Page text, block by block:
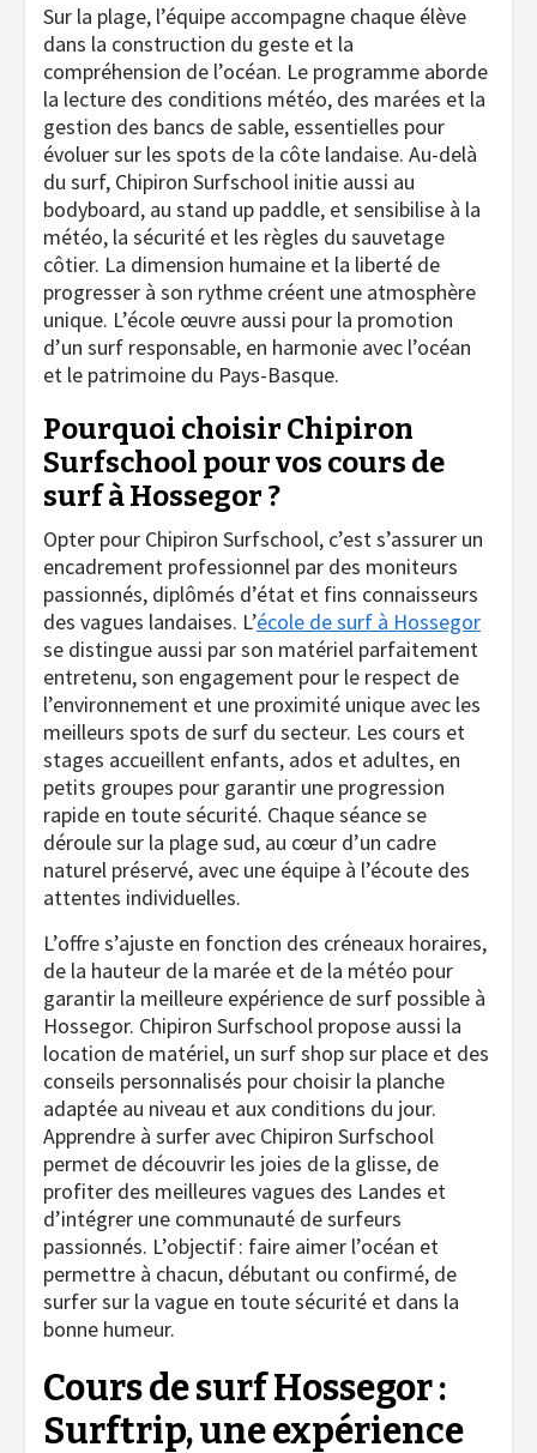
Sur la plage, l’équipe accompagne chaque élève
dans la construction du geste et la
compréhension de l’océan. Le programme aborde
la lecture des conditions météo, des marées et la
gestion des bancs de sable, essentielles pour
évoluer sur les spots de la côte landaise. Au-delà
du surf, Chipiron Surfschool initie aussi au
bodyboard, au stand up paddle, et sensibilise à la
météo, la sécurité et les règles du sauvetage
côtier. La dimension humaine et la liberté de
progresser à son rythme créent une atmosphère
unique. L’école œuvre aussi pour la promotion
d’un surf responsable, en harmonie avec l’océan
et le patrimoine du Pays-Basque.
Pourquoi choisir Chipiron
Surfschool pour vos cours de
surf à Hossegor ?
Opter pour Chipiron Surfschool, c’est s’assurer un
encadrement professionnel par des moniteurs
passionnés, diplômés d’état et fins connaisseurs
des vagues landaises. L’école de surf à Hossegor
se distingue aussi par son matériel parfaitement
entretenu, son engagement pour le respect de
l’environnement et une proximité unique avec les
meilleurs spots de surf du secteur. Les cours et
stages accueillent enfants, ados et adultes, en
petits groupes pour garantir une progression
rapide en toute sécurité. Chaque séance se
déroule sur la plage sud, au cœur d’un cadre
naturel préservé, avec une équipe à l’écoute des
attentes individuelles.
L’offre s’ajuste en fonction des créneaux horaires,
de la hauteur de la marée et de la météo pour
garantir la meilleure expérience de surf possible à
Hossegor. Chipiron Surfschool propose aussi la
location de matériel, un surf shop sur place et des
conseils personnalisés pour choisir la planche
adaptée au niveau et aux conditions du jour.
Apprendre à surfer avec Chipiron Surfschool
permet de découvrir les joies de la glisse, de
profiter des meilleures vagues des Landes et
d’intégrer une communauté de surfeurs
passionnés. L’objectif : faire aimer l’océan et
permettre à chacun, débutant ou confirmé, de
surfer sur la vague en toute sécurité et dans la
bonne humeur.
Cours de surf Hossegor :
Surftrip, une expérience